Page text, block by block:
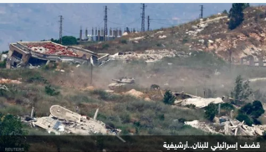
قضف إسرائيلي للبنان..أرشيفية